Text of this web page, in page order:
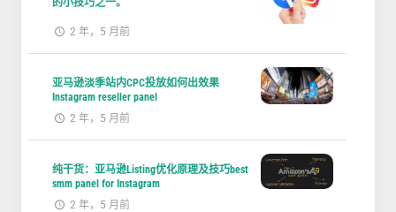
2 年，5 月前
亚马逊淡季站内CPC投放如何出效果
Instagram reseller panel
2 年，5 月前
纯干货：亚马逊Listing优化原理及技巧best
smm panel for Instagram
2 年，5 月前